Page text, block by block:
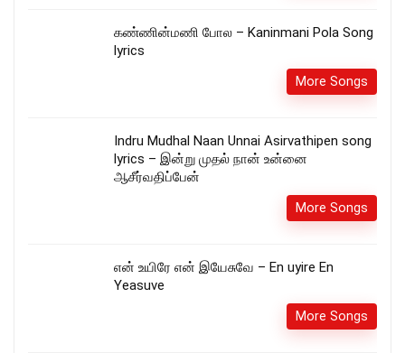
கண்ணின்மணி போல – Kaninmani Pola Song
lyrics
More Songs
Indru Mudhal Naan Unnai Asirvathipen song
lyrics – இன்று முதல் நான் உன்னை
ஆசீர்வதிப்பேன்
More Songs
என் உயிரே என் இயேசுவே – En uyire En
Yeasuve
More Songs